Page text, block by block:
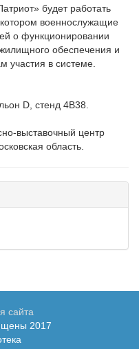
будет работать
военнослужащие
о функционировании
обеспечения и
участия в системе.
D, стенд 4B38.
выставочный центр
область.
сайта
2017